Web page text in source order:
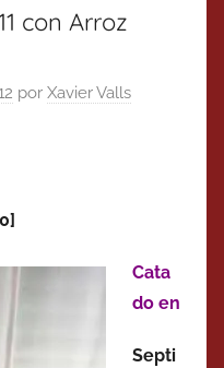
con Arroz
por Xavier Valls
Cata
do en
Septi